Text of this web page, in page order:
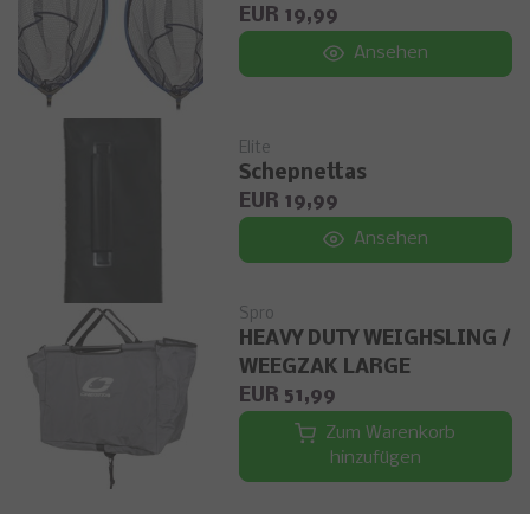
EUR 19,99
Ansehen
Elite
Schepnettas
EUR 19,99
Ansehen
Spro
HEAVY DUTY WEIGHSLING /
WEEGZAK LARGE
EUR 51,99
Zum Warenkorb
hinzufügen